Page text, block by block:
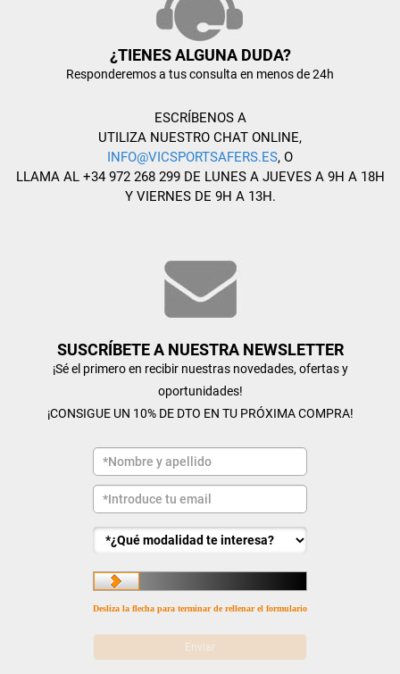
¿TIENES ALGUNA DUDA?
Responderemos a tus consulta en menos de 24h
ESCRÍBENOS A
UTILIZA NUESTRO CHAT ONLINE,
INFO@VICSPORTSAFERS.ES, O
LLAMA AL +34 972 268 299 DE LUNES A JUEVES A 9H A 18H
Y VIERNES DE 9H A 13H.
SUSCRÍBETE A NUESTRA NEWSLETTER
¡Sé el primero en recibir nuestras novedades, ofertas y
oportunidades!
¡CONSIGUE UN 10% DE DTO EN TU PRÓXIMA COMPRA!
Desliza la flecha para terminar de rellenar el formulario